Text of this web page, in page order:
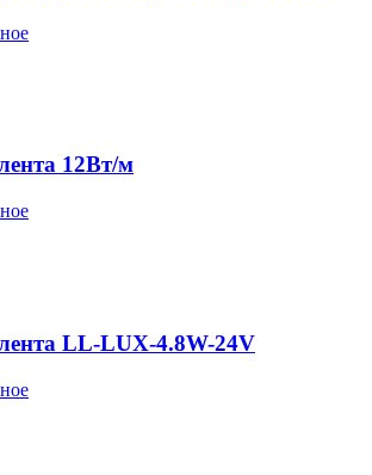
12Вт/м
LL-LUX-4.8W-24V